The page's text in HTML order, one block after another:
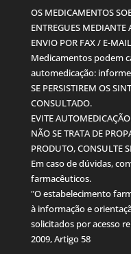
OS MEDICAMENTOS
ENTREGUES MEDIANTE
ENVIO POR FAX / E-
Medicamentos podem
automedicação:
SE PERSISTIREM OS
CONSULTADO.
EVITE
NÃO SE TRATA DE
PRODUTO, CONSULTE
Em caso de dúvidas,
farmacêuticos.
"O estabelecimento
à informação e
solicitados por acesso
2009, Artigo 58